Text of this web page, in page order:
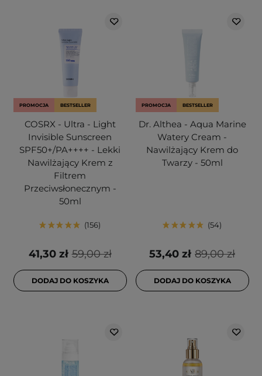
PROMOCJA BESTSELLER
COSRX - Ultra - Light
Invisible Sunscreen
SPF50+/PA++++ - Lekki
Nawilżający Krem z
Filtrem
Przeciwsłonecznym -
50ml
156
59,00 zł
41,30 zł
DODAJ DO KOSZYKA
PROMOCJA BESTSELLER
Dr. Althea - Aqua Marine
Watery Cream -
Nawilżający Krem do
Twarzy - 50ml
54
89,00 zł
53,40 zł
DODAJ DO KOSZYKA